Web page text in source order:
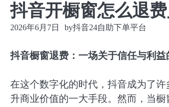
抖音开橱窗怎么退
2026年6月7日 by抖音24自助下单平台
抖音橱窗退费：一场关于信任与利益
在这个数字化的时代，抖音成为了
升商业价值的一大手段。然而，当